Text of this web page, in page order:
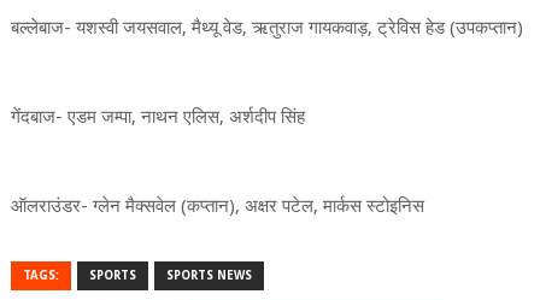
बल्लेबाज- यशस्वी जयसवाल, मैथ्यू वेड, ऋतुराज गायकवाड़, ट्रेविस हेड (उपकप्तान)
गेंदबाज- एडम जम्पा, नाथन एलिस, अर्शदीप सिंह
ऑलराउंडर- ग्लेन मैक्सवेल (कप्तान), अक्षर पटेल, मार्कस स्टोइनिस
TAGS: SPORTS SPORTS NEWS